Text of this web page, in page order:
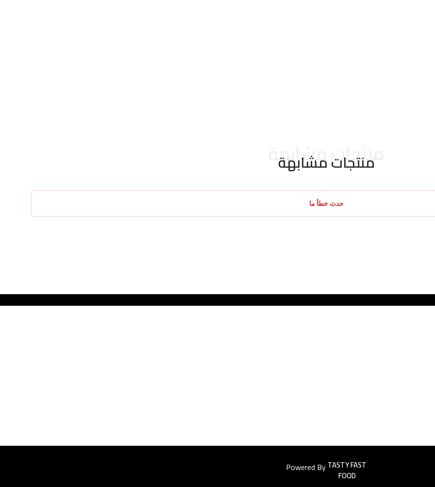
منتجات مشابهة
منتجات مشابهة
حدث خطأ ما
Powered ByEasyorders